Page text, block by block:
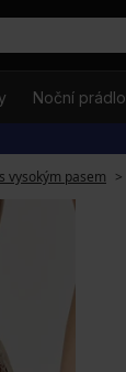
Noční prádlo
vysokým pasem